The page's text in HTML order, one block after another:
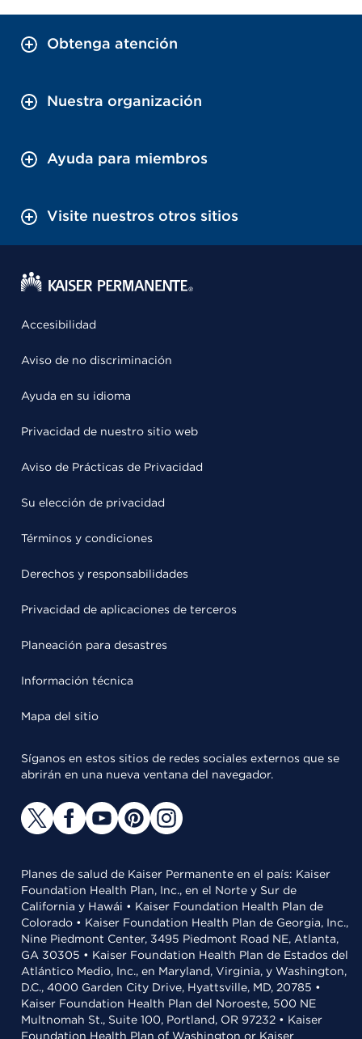
Obtenga atención
Nuestra organización
Ayuda para miembros
Visite nuestros otros sitios
Accesibilidad
Aviso de no discriminación
Ayuda en su idioma
Privacidad de nuestro sitio web
Aviso de Prácticas de Privacidad
Su elección de privacidad
Términos y condiciones
Derechos y responsabilidades
Privacidad de aplicaciones de terceros
Planeación para desastres
Información técnica
Mapa del sitio
Síganos en estos sitios de redes sociales externos que se
abrirán en una nueva ventana del navegador.
Planes de salud de Kaiser Permanente en el país: Kaiser
Foundation Health Plan, Inc., en el Norte y Sur de
California y Hawái • Kaiser Foundation Health Plan de
Colorado • Kaiser Foundation Health Plan de Georgia, Inc.,
Nine Piedmont Center, 3495 Piedmont Road NE, Atlanta,
GA 30305 • Kaiser Foundation Health Plan de Estados del
Atlántico Medio, Inc., en Maryland, Virginia, y Washington,
D.C., 4000 Garden City Drive, Hyattsville, MD, 20785 •
Kaiser Foundation Health Plan del Noroeste, 500 NE
Multnomah St., Suite 100, Portland, OR 97232 • Kaiser
Foundation Health Plan of Washington or Kaiser